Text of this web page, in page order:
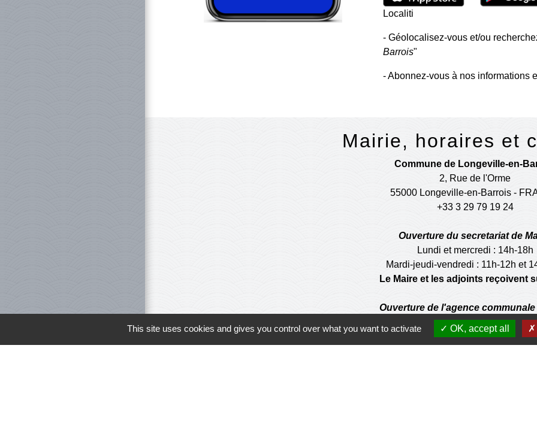
Localiti
- Géolocalisez-vous et/ou
Barrois"
- Abonnez-vous à nos informations
Mairie, horaires et
Commune de Longeville-en-
2, Rue de l'Orme
55000 Longeville-en-Barrois -
+33 3 29 79 19 24
Ouverture du secretariat de
Lundi et mercredi : 14h-18h
Mardi-jeudi-vendredi : 11h-12h et
Le Maire et les adjoints reçoivent
Ouverture de l'agence
Lundi et mardi: 14h-16h
Mercredi :14h-18h
This site uses cookies and gives you control over what you want to activate OK, accept all